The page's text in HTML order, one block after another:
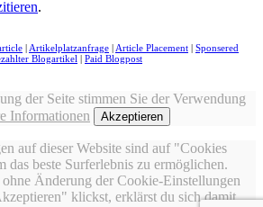
.
Artikelplatzanfrage Article Placement
Sponsered
Blogartikel Paid Blogpost
der Seite stimmen Sie der Verwendung
Informationen Akzeptieren
auf dieser Website sind auf "Cookies
das beste Surferlebnis zu ermöglichen.
Änderung der Cookie-Einstellungen
klickst, erklärst du sich damit